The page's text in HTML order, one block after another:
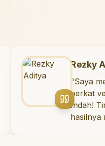
tidak
di